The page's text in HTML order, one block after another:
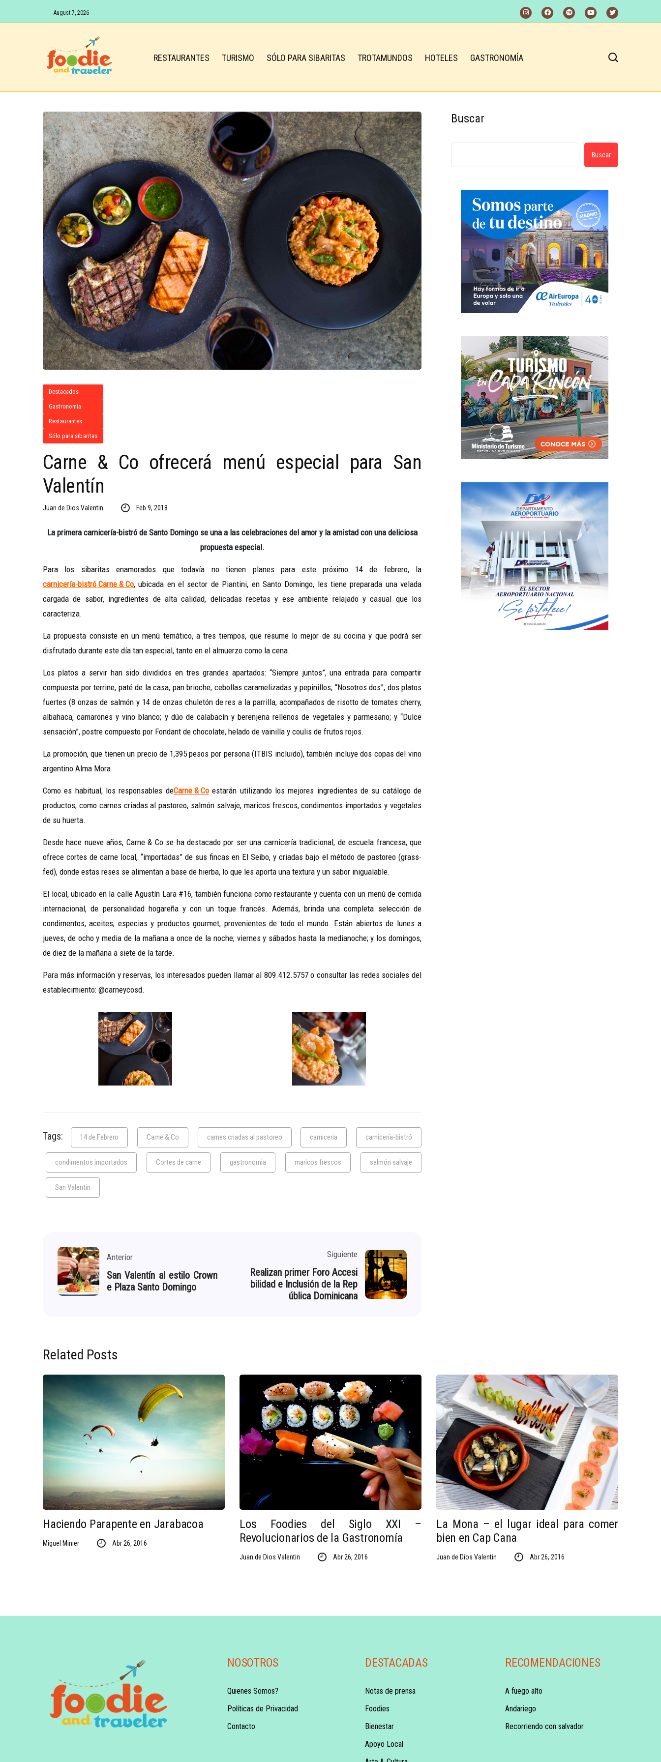
August 7, 2026
RESTAURANTES TURISMO SÓLO PARA SIBARITAS TROTAMUNDOS HOTELES GASTRONOMÍA
Destacados
Gastronomía
Restaurantes
Sólo para sibaritas
Carne & Co ofrecerá menú especial para San
Valentín
Juan de Dios Valentin Feb 9, 2018
La primera carnicería-bistró de Santo Domingo se una a las celebraciones del amor y la amistad con una deliciosa
propuesta especial.
Para los sibaritas enamorados que todavía no tienen planes para este próximo 14 de febrero, la
carnicería-bistró Carne & Co, ubicada en el sector de Piantini, en Santo Domingo, les tiene preparada una velada
cargada de sabor, ingredientes de alta calidad, delicadas recetas y ese ambiente relajado y casual que los
caracteriza.
La propuesta consiste en un menú temático, a tres tiempos, que resume lo mejor de su cocina y que podrá ser
disfrutado durante este día tan especial, tanto en el almuerzo como la cena.
Los platos a servir han sido divididos en tres grandes apartados: “Siempre juntos”, una entrada para compartir
compuesta por terrine, paté de la casa, pan brioche, cebollas caramelizadas y pepinillos; “Nosotros dos”, dos platos
fuertes (8 onzas de salmón y 14 de onzas chuletón de res a la parrilla, acompañados de risotto de tomates cherry,
albahaca, camarones y vino blanco; y dúo de calabacín y berenjena rellenos de vegetales y parmesano; y “Dulce
sensación”, postre compuesto por Fondant de chocolate, helado de vainilla y coulis de frutos rojos.
La promoción, que tienen un precio de 1,395 pesos por persona (ITBIS incluido), también incluye dos copas del vino
argentino Alma Mora.
Como es habitual, los responsables deCarne & Coestarán utilizando los mejores ingredientes de su catálogo de
productos, como carnes criadas al pastoreo, salmón salvaje, maricos frescos, condimentos importados y vegetales
de su huerta.
Desde hace nueve años, Carne & Co se ha destacado por ser una carnicería tradicional, de escuela francesa, que
ofrece cortes de carne local, “importadas” de sus fincas en El Seibo, y criadas bajo el método de pastoreo (grass-
fed), donde estas reses se alimentan a base de hierba, lo que les aporta una textura y un sabor inigualable.
El local, ubicado en la calle Agustín Lara #16, también funciona como restaurante y cuenta con un menú de comida
internacional, de personalidad hogareña y con un toque francés. Además, brinda una completa selección de
condimentos, aceites, especias y productos gourmet, provenientes de todo el mundo. Están abiertos de lunes a
jueves, de ocho y media de la mañana a once de la noche; viernes y sábados hasta la medianoche; y los domingos,
de diez de la mañana a siete de la tarde.
Para más información y reservas, los interesados pueden llamar al 809.412.5757 o consultar las redes sociales del
establecimiento: @carneycosd.
Tags: 14 de Febrero Carne & Co carnes criadas al pastoreo carniceria carnicería-bistró
condimentos importados Cortes de carne gastronomia maricos frescos salmón salvaje
San Valentin
Anterior
San Valentín al estilo Crown
e Plaza Santo Domingo
Siguiente
Realizan primer Foro Accesi
bilidad e Inclusión de la Rep
ública Dominicana
Buscar
Buscar
Related Posts
Haciendo Parapente en Jarabacoa
Miguel Minier Abr 26, 2016
Los Foodies del Siglo XXI –
Revolucionarios de la Gastronomía
Juan de Dios Valentin Abr 26, 2016
La Mona – el lugar ideal para comer
bien en Cap Cana
Juan de Dios Valentin Abr 26, 2016
NOSOTROS
Quienes Somos?
Políticas de Privacidad
Contacto
DESTACADAS
Notas de prensa
Foodies
Bienestar
Apoyo Local
RECOMENDACIONES
A fuego alto
Andariego
Recorriendo con salvador